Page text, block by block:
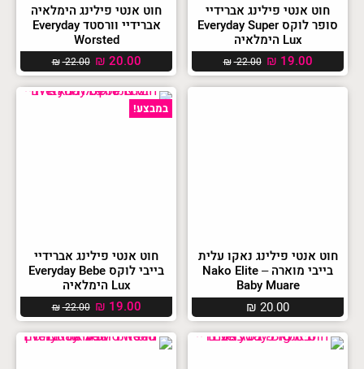
חוט אנטי פילינג אברידיי
סופר לוקס Everyday Super
Lux הימלאיה
₪22.00 ₪ 19.00
חוט אנטי פילינג הימלאיה
אברידיי וורסטד Everyday
Worsted
₪22.00 ₪ 20.00
חוט אנטי פילינג נאקו עלית
בייבי מוארה – Nako Elite
Baby Muare
₪ 20.00
במבצע!
חוט אנטי פילינג אברידיי
בייבי לוקס Everyday Bebe
Lux הימלאיה
₪22.00 ₪ 19.00